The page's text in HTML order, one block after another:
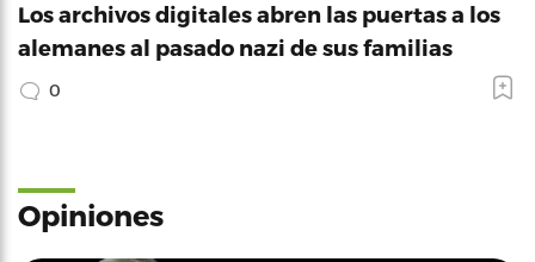
Los archivos digitales abren las puertas a los
alemanes al pasado nazi de sus familias
0
Opiniones